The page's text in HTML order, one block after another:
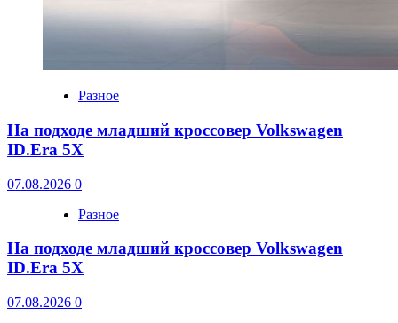
Разное
На подходе младший кроссовер Volkswagen
ID.Era 5X
07.08.2026 0
Разное
На подходе младший кроссовер Volkswagen
ID.Era 5X
07.08.2026 0